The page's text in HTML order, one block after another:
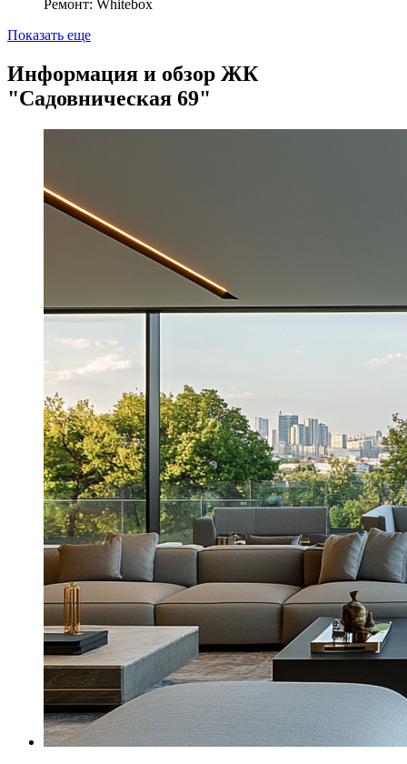
Ремонт: Whitebox
Показать еще
Информация и обзор ЖК
"Садовническая 69"